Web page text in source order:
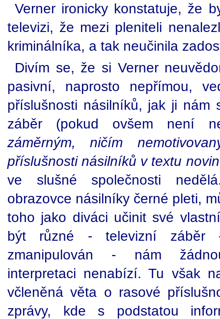
Verner ironicky konstatuje, že
televizi, že mezi pleniteli
kriminálníka, a tak neučinila
Divím se, že si Verner
pasivní, naprosto nepřímou,
příslušnosti násilníků, jak ji nám
záběr (pokud ovšem není
záměrným, ničím
příslušnosti násilníků v textu
ve slušné společnosti
obrazovce násilníky černé pleti,
toho jako diváci učinit své
být různé - televizní záběr
zmanipulován - nám
interpretaci nenabízí. Tu však
včleněná věta o rasové
zprávy, kde s podstatou